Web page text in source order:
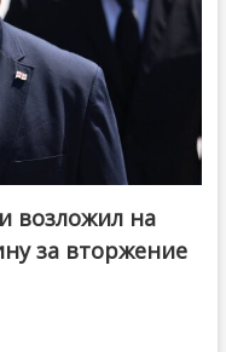
возложил на
за вторжение